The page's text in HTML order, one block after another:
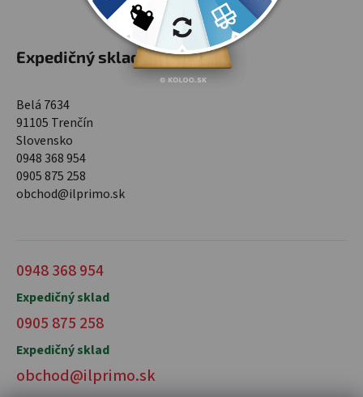
Expedičný sklad
Belá 7634
91105 Trenčín
Slovensko
0948 368 954
0905 875 258
obchod@ilprimo.sk
0948 368 954
Expedičný sklad
0905 875 258
Expedičný sklad
obchod@ilprimo.sk